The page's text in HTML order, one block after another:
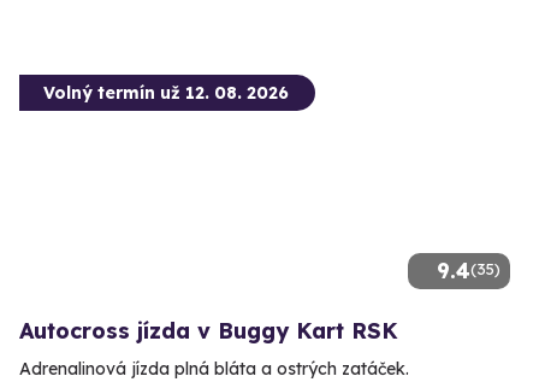
9.4(35)
Volný termín už 12. 08. 2026
Autocross jízda v Buggy Kart RSK
Adrenalinová jízda plná bláta a ostrých zatáček.